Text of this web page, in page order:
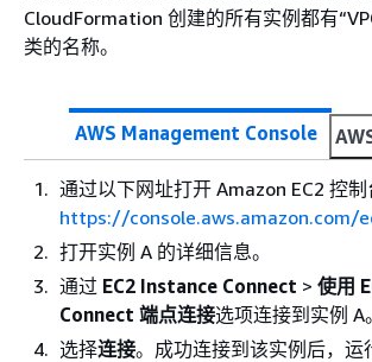
CloudFormation 创建的所有实例都有
类的名称。
AWS Management Console
通过以下网址打开 Amazon EC2 控制
https://console.aws.amazon.com/
打开实例 A 的详细信息。
通过 EC2 Instance Connect > 使用
Connect 端点连接选项连接到实例 A。
选择连接。成功连接到该实例后，运